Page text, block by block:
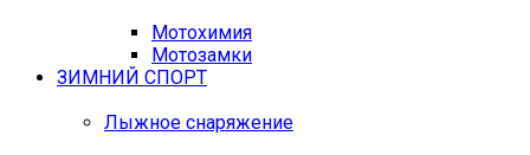
Мотохимия
Мотозамки
ЗИМНИЙ СПОРТ
Лыжное снаряжение